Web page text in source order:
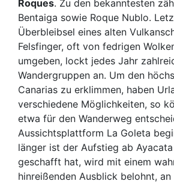
Roques. Zu den bekanntesten
Bentaiga sowie Roque Nublo.
Überbleibsel eines alten
Felsfinger, oft von fedrigen
umgeben, lockt jedes Jahr
Wandergruppen an. Um den
Canarias zu erklimmen, haben
verschiedene Möglichkeiten, so
etwa für den Wanderweg
Aussichtsplattform La Goleta
länger ist der Aufstieg ab Ayacata
geschafft hat, wird mit einem
hinreißenden Ausblick belohnt, an